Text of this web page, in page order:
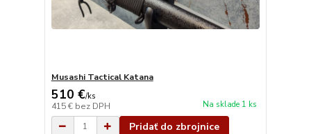
Musashi Tactical Katana
510 €/ks
415 € bez DPH Na sklade 1 ks
Pridať do zbrojnice